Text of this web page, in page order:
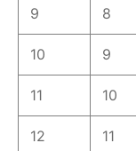
9 8
10 9
11 10
12 11